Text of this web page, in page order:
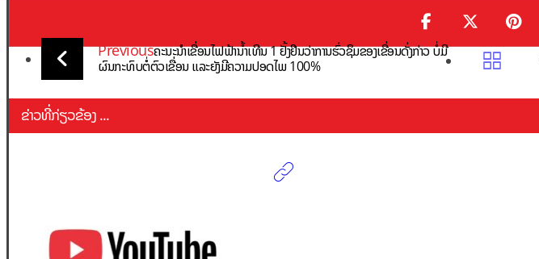
Previousຄະນະນຳເຂື່ອນໄຟຟ້ານ້ຳເທີນ 1 ຢັ້ງຢືນວ່າການຮົ່ວຊຶມຂອງເຂື່ອນດັ່ງກ່າວ ບໍ່ມີ
ຜົນກະທົບຕໍ່ຕົວເຂື່ອນ ແລະຍັງມີຄວາມປອດໄພ 100%
ຂ່າວທີ່ກ່ຽວຂ້ອງ ...